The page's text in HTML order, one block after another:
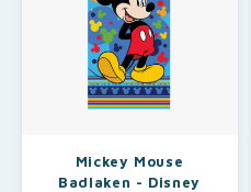
Mickey Mouse
Badlaken - Disney